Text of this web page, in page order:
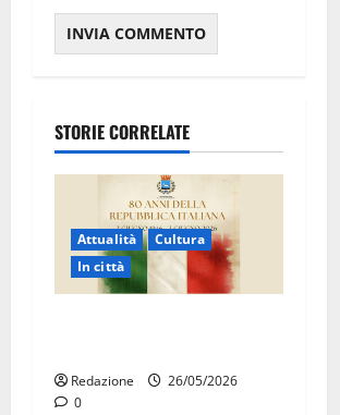
STORIE CORRELATE
Attualità
Cultura
In città
Redazione
26/05/2026
0